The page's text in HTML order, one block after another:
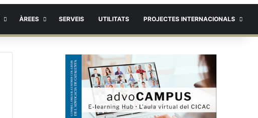
ÀREES SERVEIS UTILITATS PROJECTES INTERNACIONALS